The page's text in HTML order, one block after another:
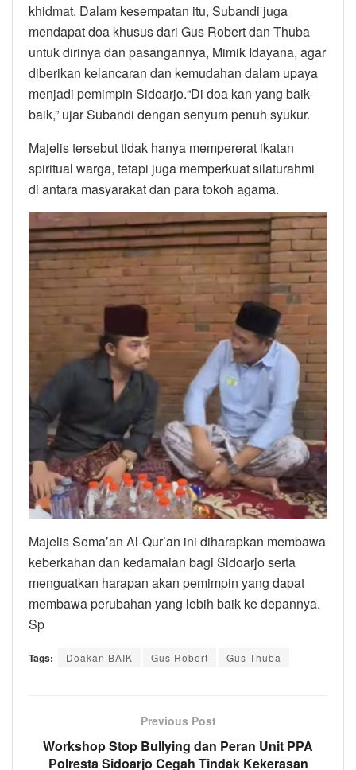
khidmat. Dalam kesempatan itu, Subandi juga
mendapat doa khusus dari Gus Robert dan Thuba
untuk dirinya dan pasangannya, Mimik Idayana, agar
diberikan kelancaran dan kemudahan dalam upaya
menjadi pemimpin Sidoarjo.“Di doa kan yang baik-
baik,” ujar Subandi dengan senyum penuh syukur.
Majelis tersebut tidak hanya mempererat ikatan
spiritual warga, tetapi juga memperkuat silaturahmi
di antara masyarakat dan para tokoh agama.
Majelis Sema’an Al-Qur’an ini diharapkan membawa
keberkahan dan kedamaian bagi Sidoarjo serta
menguatkan harapan akan pemimpin yang dapat
membawa perubahan yang lebih baik ke depannya.
Sp
Tags: Doakan BAIK Gus Robert Gus Thuba
Previous Post
Workshop Stop Bullying dan Peran Unit PPA
Polresta Sidoarjo Cegah Tindak Kekerasan